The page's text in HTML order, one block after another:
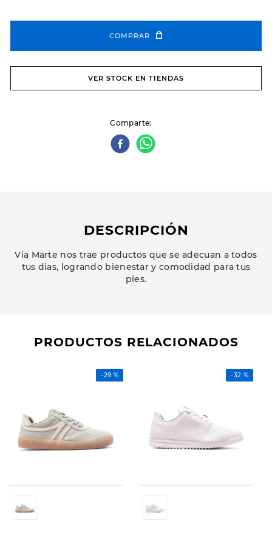
COMPRAR
VER STOCK EN TIENDAS
Comparte
DESCRIPCIÓN
Via Marte nos trae productos que se adecuan a todos
tus dias, logrando bienestar y comodidad para tus
pies.
PRODUCTOS RELACIONADOS
-29 % -32 %